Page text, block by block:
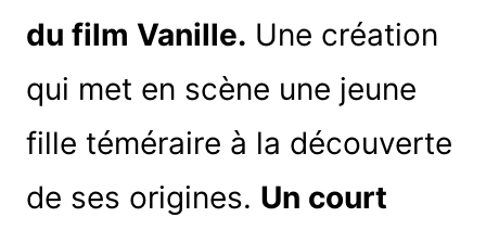
du film Vanille. Une création
qui met en scène une jeune
fille téméraire à la découverte
de ses origines. Un court